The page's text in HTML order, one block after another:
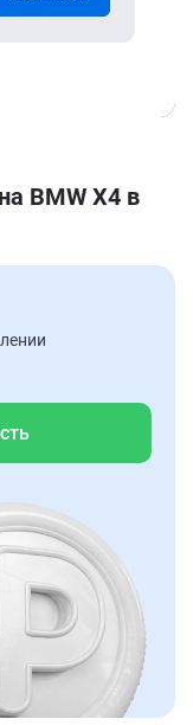
BMW X4 в